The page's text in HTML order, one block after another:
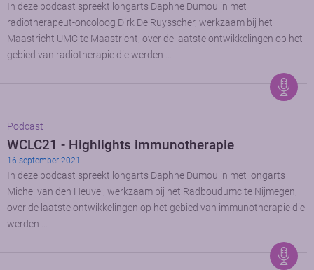
In deze podcast spreekt longarts Daphne Dumoulin met
radiotherapeut-oncoloog Dirk De Ruysscher, werkzaam bij het
Maastricht UMC te Maastricht, over de laatste ontwikkelingen op het
gebied van radiotherapie die werden …
Podcast
WCLC21 - Highlights immunotherapie
16 september 2021
In deze podcast spreekt longarts Daphne Dumoulin met longarts
Michel van den Heuvel, werkzaam bij het Radboudumc te Nijmegen,
over de laatste ontwikkelingen op het gebied van immunotherapie die
werden …